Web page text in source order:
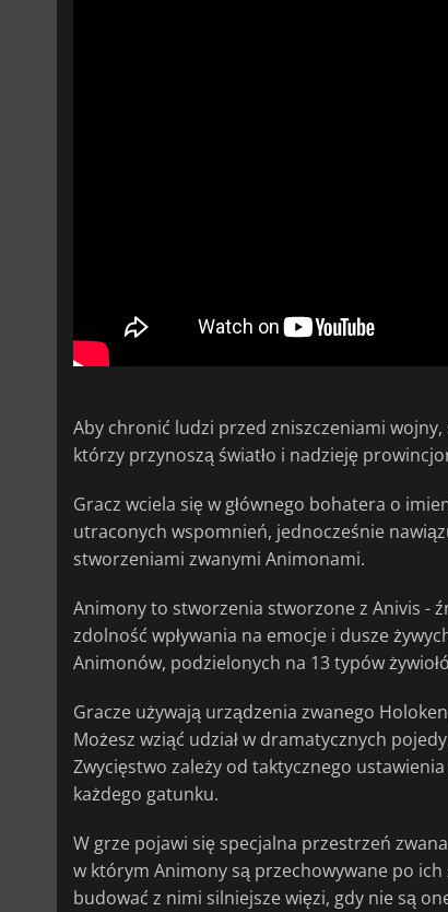
Aby chronić ludzi przed zniszczeniami wojny,
którzy przynoszą światło i nadzieję
Gracz wciela się w głównego bohatera o
utraconych wspomnień, jednocześnie
stworzeniami zwanymi Animonami.
Animony to stworzenia stworzone z Anivis -
zdolność wpływania na emocje i dusze
Animonów, podzielonych na 13 typów
Gracze używają urządzenia zwanego
Możesz wziąć udział w dramatycznych
Zwycięstwo zależy od taktycznego
każdego gatunku.
W grze pojawi się specjalna przestrzeń
w którym Animony są przechowywane po
budować z nimi silniejsze więzi, gdy nie są